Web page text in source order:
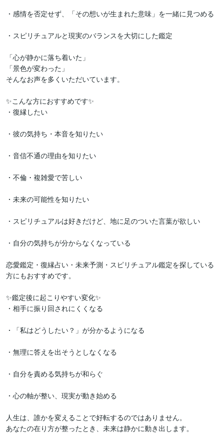
・感情を否定せず、「その想いが生まれた意味」を一緒に見つめる
・スピリチュアルと現実のバランスを大切にした鑑定
「心が静かに落ち着いた」
「景色が変わった」
そんなお声を多くいただいています。
✨こんな方におすすめです✨
・復縁したい
・彼の気持ち・本音を知りたい
・音信不通の理由を知りたい
・不倫・複雑愛で苦しい
・未来の可能性を知りたい
・スピリチュアルは好きだけど、地に足のついた言葉が欲しい
・自分の気持ちが分からなくなっている
恋愛鑑定・復縁占い・未来予測・スピリチュアル鑑定を探している
方にもおすすめです。
✨鑑定後に起こりやすい変化✨
・相手に振り回されにくくなる
・「私はどうしたい？」が分かるようになる
・無理に答えを出そうとしなくなる
・自分を責める気持ちが和らぐ
・心の軸が整い、現実が動き始める
人生は、誰かを変えることで好転するのではありません。
あなたの在り方が整ったとき、未来は静かに動き出します。